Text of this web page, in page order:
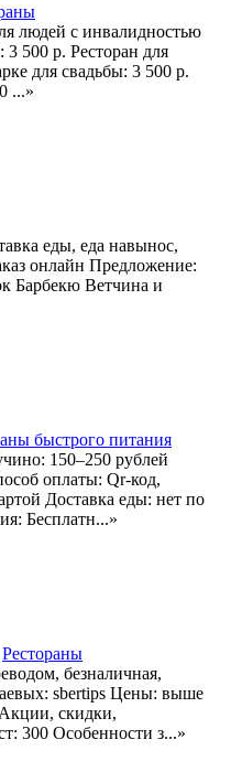
людей с инвалидностью
500 р. Ресторан для
для свадьбы: 3 500 р.
...»
еды, еда навынос,
онлайн Предложение:
Барбекю Ветчина и
быстрого питания
150–250 рублей
оплаты: Qr-код,
Доставка еды: нет по
Бесплатн...»
Рестораны
безналичная,
sbertips Цены: выше
скидки,
300 Особенности з...»